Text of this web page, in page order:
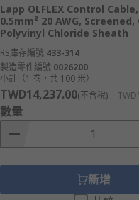
Lapp OLFLEX Control
0.5mm² 20 AWG, Screened,
Polyvinyl Chloride Sheath
RS庫存編號 433-314
製造零件編號 0026200
小計（1 卷，共 100 米）
TWD14,237.00(不含稅)
數量
新增